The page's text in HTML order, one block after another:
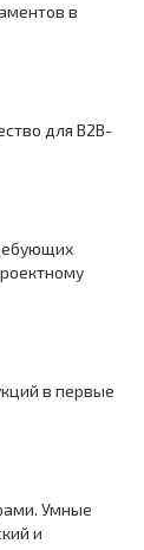
в
для B2B-
в первые
Умные
и